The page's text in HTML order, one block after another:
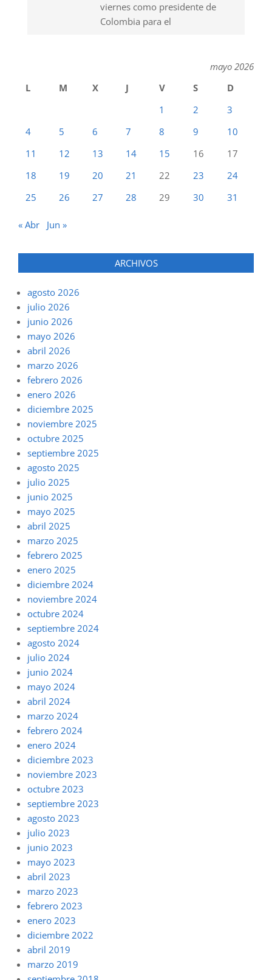
viernes como presidente de
Colombia para el
mayo 2026
L
M X J V S
D
1
2
3
4
5 6 7 8 9
10
11
12 13 14 15 16
17
18
19 20 21 22 23
24
25
26 27 28 29 30 31
« Abr Jun »
ARCHIVOS
agosto 2026
julio 2026
junio 2026
mayo 2026
abril 2026
marzo 2026
febrero 2026
enero 2026
diciembre 2025
noviembre 2025
octubre 2025
septiembre 2025
agosto 2025
julio 2025
junio 2025
mayo 2025
abril 2025
marzo 2025
febrero 2025
enero 2025
diciembre 2024
noviembre 2024
octubre 2024
septiembre 2024
agosto 2024
julio 2024
junio 2024
mayo 2024
abril 2024
marzo 2024
febrero 2024
enero 2024
diciembre 2023
noviembre 2023
octubre 2023
septiembre 2023
agosto 2023
julio 2023
junio 2023
mayo 2023
abril 2023
marzo 2023
febrero 2023
enero 2023
diciembre 2022
abril 2019
marzo 2019